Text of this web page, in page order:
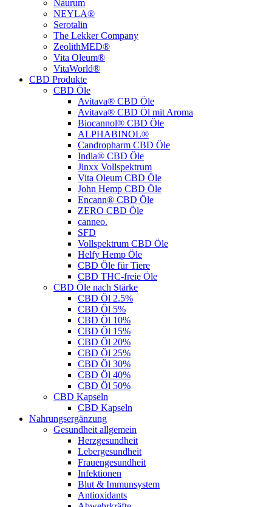
Naurum
NEYLA®
Serotalin
The Lekker Company
ZeolithMED®
Vita Oleum®
VitaWorld®
CBD Produkte
CBD Öle
Avitava® CBD Öle
Avitava® CBD Öl mit Aroma
Biocannol® CBD Öle
ALPHABINOL®
Candropharm CBD Öle
India® CBD Öle
Jinxx Vollspektrum
Vita Oleum CBD Öle
John Hemp CBD Öle
Encann® CBD Öle
ZERO CBD Öle
canneo.
SFD
Vollspektrum CBD Öle
Helfy Hemp Öle
CBD Öle für Tiere
CBD THC-freie Öle
CBD Öle nach Stärke
CBD Öl 2.5%
CBD Öl 5%
CBD Öl 10%
CBD Öl 15%
CBD Öl 20%
CBD Öl 25%
CBD Öl 30%
CBD Öl 40%
CBD Öl 50%
CBD Kapseln
CBD Kapseln
Nahrungsergänzung
Gesundheit allgemein
Herzgesundheit
Lebergesundheit
Frauengesundheit
Infektionen
Blut & Immunsystem
Antioxidants